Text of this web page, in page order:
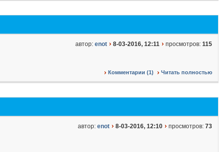
автор: enot 8-03-2016, 12:11 просмотров: 115
Комментарии (1) Читать полностью
автор: enot 8-03-2016, 12:10 просмотров: 73